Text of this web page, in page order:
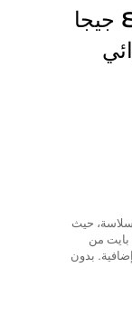
ذاكرة وصول عشوائي سعة 8 جيجا
سلاسة، حيث
الموسعة 3.0 8 جيجا بايت من
بدون